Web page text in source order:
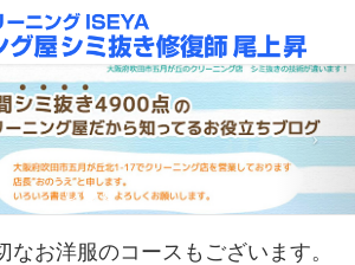
なお洋服のコースもございます。